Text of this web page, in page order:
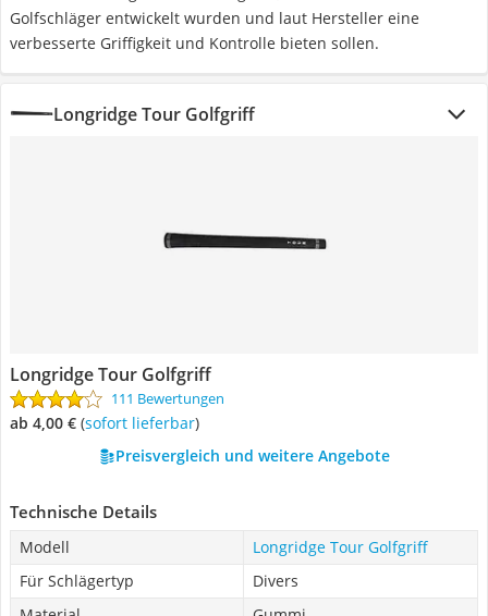
Golfschläger entwickelt wurden und laut Hersteller eine
verbesserte Griffigkeit und Kontrolle bieten sollen.
Longridge Tour Golfgriff
Longridge Tour Golfgriff
111 Bewertungen
ab 4,00 € ( Sofort lieferbar)
Preisvergleich und weitere Angebote
Technische Details
Modell
Longridge Tour Golfgriff
Für Schlägertyp
Divers